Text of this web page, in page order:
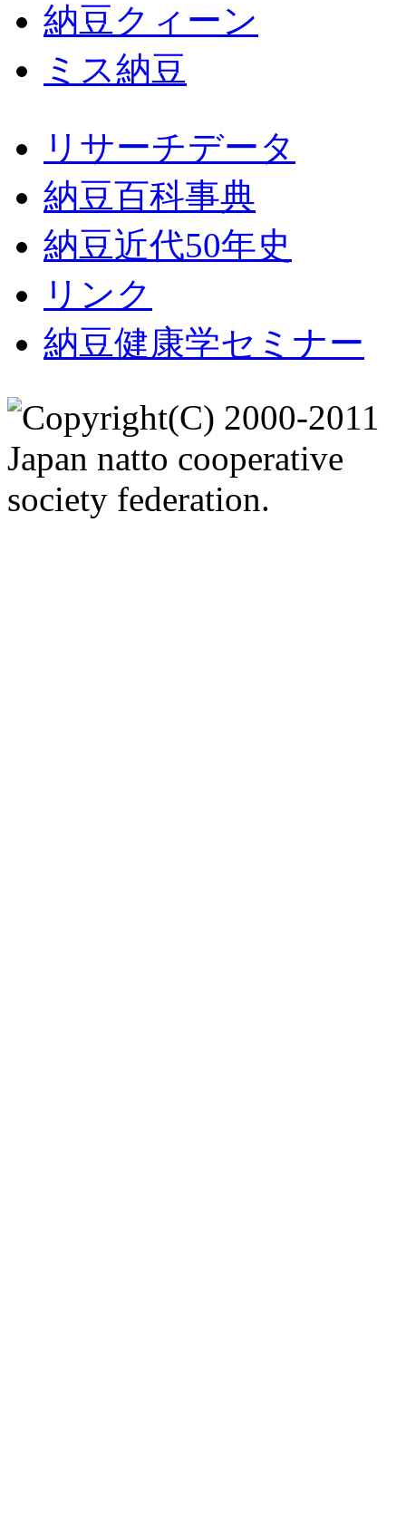
納豆クィーン
ミス納豆
リサーチデータ
納豆百科事典
納豆近代50年史
リンク
納豆健康学セミナー